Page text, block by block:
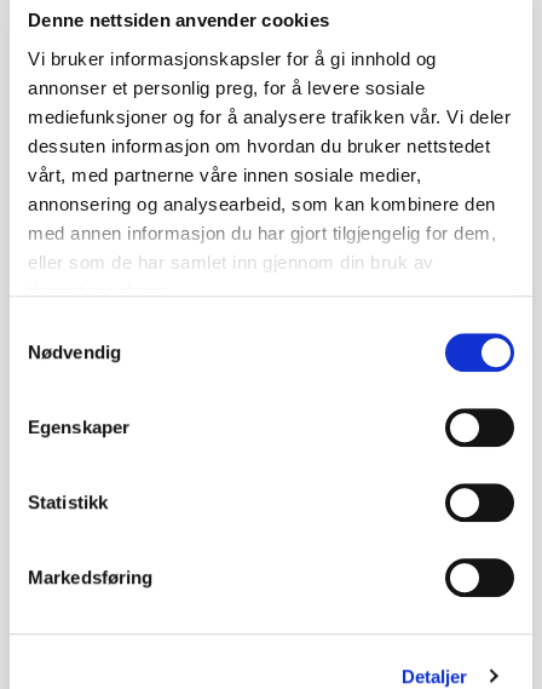
Denne nettsiden anvender cookies
Vi bruker informasjonskapsler for å gi innhold og
annonser et personlig preg, for å levere sosiale
mediefunksjoner og for å analysere trafikken vår. Vi deler
dessuten informasjon om hvordan du bruker nettstedet
vårt, med partnerne våre innen sosiale medier,
annonsering og analysearbeid, som kan kombinere den
med annen informasjon du har gjort tilgjengelig for dem,
eller som de har samlet inn gjennom din bruk av
Nødvendig
Egenskaper
Statistikk
Markedsføring
Detaljer
Emneord
Messing God med bruksspor Antikke
Lysestaker
Vintage / antikke lysestaker
Lignende produkter
Se alle i Vintage / antikke lysestaker
Vintage / antikke lysestaker
Collection» ca. 1980–90